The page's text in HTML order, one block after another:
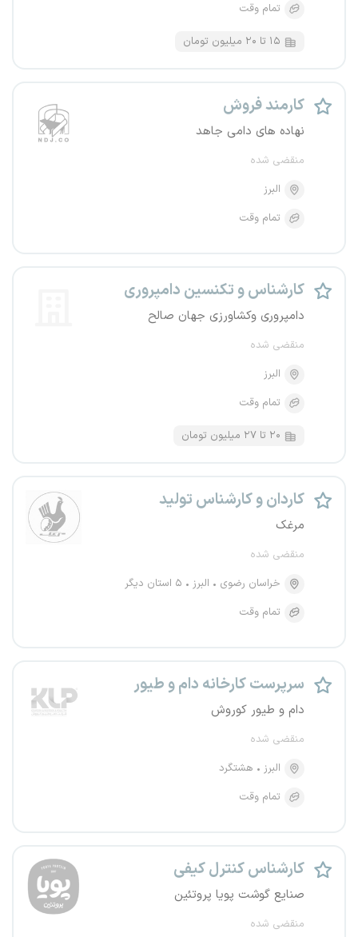
تمام وقت
۱۵ تا ۲۰ میلیون تومان
کارمند فروش
نهاده های دامی جاهد
منقضی شده
البرز
تمام وقت
کارشناس و تکنسین دامپروری
دامپروری وکشاورزی جهان صالح
منقضی شده
البرز
تمام وقت
۲۰ تا ۲۷ میلیون تومان
کاردان و کارشناس تولید
مرغک
منقضی شده
خراسان رضوی
البرز
۵ استان دیگر
تمام وقت
سرپرست کارخانه دام و طیور
دام و طیور کوروش
منقضی شده
البرز
هشتگرد
تمام وقت
کارشناس کنترل کیفی
صنایع گوشت پویا پروتئین
منقضی شده